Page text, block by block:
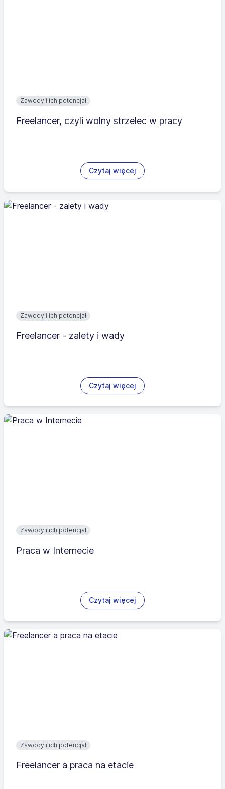
Zawody i ich potencjał
Freelancer, czyli wolny strzelec w pracy
Czytaj więcej
Zawody i ich potencjał
Freelancer - zalety i wady
Czytaj więcej
Zawody i ich potencjał
Praca w Internecie
Czytaj więcej
Zawody i ich potencjał
Freelancer a praca na etacie